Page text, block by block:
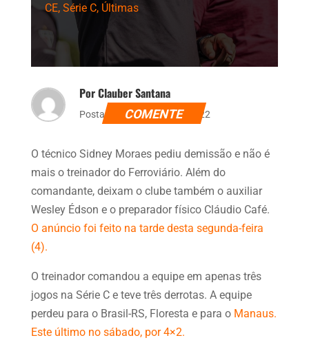
CE, Série C, Últimas
Por Clauber Santana
Postado dia 4 de julho de 2022
COMENTE
O técnico Sidney Moraes pediu demissão e não é
mais o treinador do Ferroviário. Além do
comandante, deixam o clube também o auxiliar
Wesley Édson e o preparador físico Cláudio Café.
O anúncio foi feito na tarde desta segunda-feira
(4).
O treinador comandou a equipe em apenas três
jogos na Série C e teve três derrotas. A equipe
perdeu para o Brasil-RS, Floresta e para o Manaus.
Este último no sábado, por 4×2.